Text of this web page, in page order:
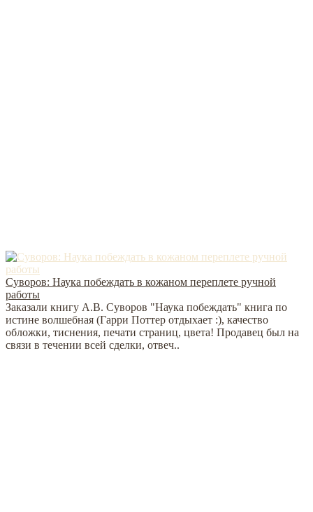
Суворов: Наука побеждать в кожаном переплете ручной
работы
Заказали книгу А.В. Суворов "Наука побеждать" книга по
истине волшебная (Гарри Поттер отдыхает :), качество
обложки, тиснения, печати страниц, цвета! Продавец был на
связи в течении всей сделки, отвеч..